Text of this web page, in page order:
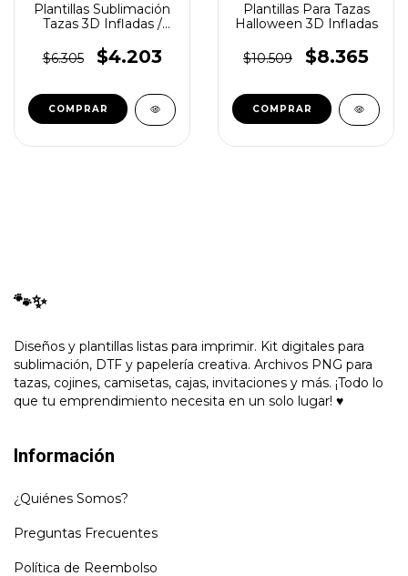
Plantillas Sublimación
Tazas 3D Infladas /
$6.305
$4.203
Plantillas Para Tazas
Halloween 3D Infladas
$10.509 $8.365
🐾✨
Diseños y plantillas listas para imprimir. Kit digitales para
sublimación, DTF y papelería creativa. Archivos PNG para
tazas, cojines, camisetas, cajas, invitaciones y más. ¡Todo lo
que tu emprendimiento necesita en un solo lugar! ♥
Información
¿Quiénes Somos?
Preguntas Frecuentes
Política de Reembolso